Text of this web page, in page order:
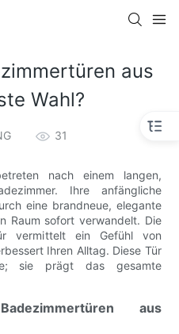
aus
Wahl?
31
nach einem langen,
Ihre anfängliche
eine brandneue, elegante
Raum sofort verwandelt. Die
vermittelt ein Gefühl von
Ihren Alltag. Diese Tür
sie prägt das gesamte
aus